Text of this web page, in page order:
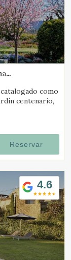
como
centenario,
Reservar
4.6